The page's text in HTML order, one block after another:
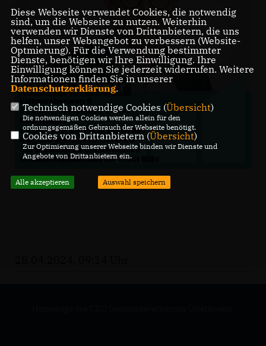
Diese Webseite verwendet Cookies, die notwendig
sind, um die Webseite zu nutzen. Weiterhin
verwenden wir Dienste von Drittanbietern, die uns
helfen, unser Webangebot zu verbessern (Website-
Optmierung). Für die Verwendung bestimmter
Dienste, benötigen wir Ihre Einwilligung. Ihre
Einwilligung können Sie jederzeit widerrufen. Weitere
Informationen finden Sie in unserer
Datenschutzerklärung.
Technisch notwendige Cookies (Übersicht)
Die notwendigen Cookies werden allein für den
ordnungsgemäßen Gebrauch der Webseite benötigt.
Cookies von Drittanbietern (Übersicht)
Zur Optimierung unserer Webseite binden wir Dienste und
Angebote von Drittanbietern ein.
Alle akzeptieren Auswahl speichern